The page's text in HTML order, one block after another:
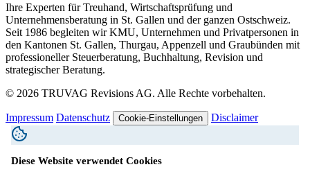
Ihre Experten für Treuhand, Wirtschaftsprüfung und
Unternehmensberatung in St. Gallen und der ganzen Ostschweiz.
Seit 1986 begleiten wir KMU, Unternehmen und Privatpersonen in
den Kantonen St. Gallen, Thurgau, Appenzell und Graubünden mit
professioneller Steuerberatung, Buchhaltung, Revision und
strategischer Beratung.
© 2026 TRUVAG Revisions AG. Alle Rechte vorbehalten.
Impressum Datenschutz Cookie-Einstellungen Disclaimer
Diese Website verwendet Cookies